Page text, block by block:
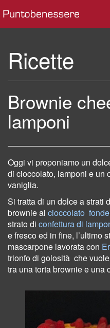
Ricette
Brownie
lamponi
Oggi vi proponiamo un
di cioccolato, lamponi e un
vaniglia.
Si tratta di un dolce a strati
brownie al cioccolato
strato di confettura di
e fresco ed in fine, l’ultimo
mascarpone lavorata con
trionfo di golosità che
tra una torta brownie e una